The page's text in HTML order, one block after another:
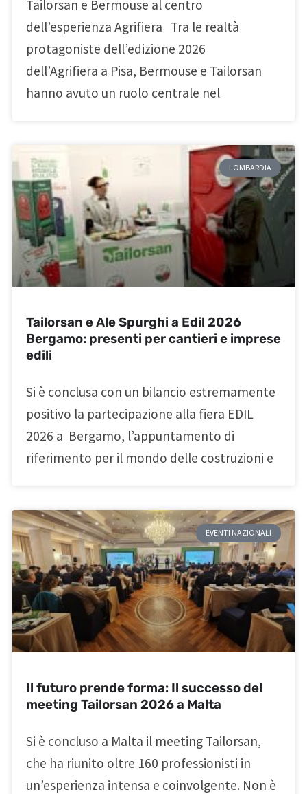
Tailorsan e Bermouse al centro
dell’esperienza Agrifiera Tra le realtà
protagoniste dell’edizione 2026
dell’Agrifiera a Pisa, Bermouse e Tailorsan
hanno avuto un ruolo centrale nel
LOMBARDIA
Tailorsan e Ale Spurghi a Edil 2026
Bergamo: presenti per cantieri e imprese
edili
Si è conclusa con un bilancio estremamente
positivo la partecipazione alla fiera EDIL
2026 a Bergamo, l’appuntamento di
riferimento per il mondo delle costruzioni e
EVENTI NAZIONALI
Il futuro prende forma: Il successo del
meeting Tailorsan 2026 a Malta
Si è concluso a Malta il meeting Tailorsan,
che ha riunito oltre 160 professionisti in
un’esperienza intensa e coinvolgente. Non è